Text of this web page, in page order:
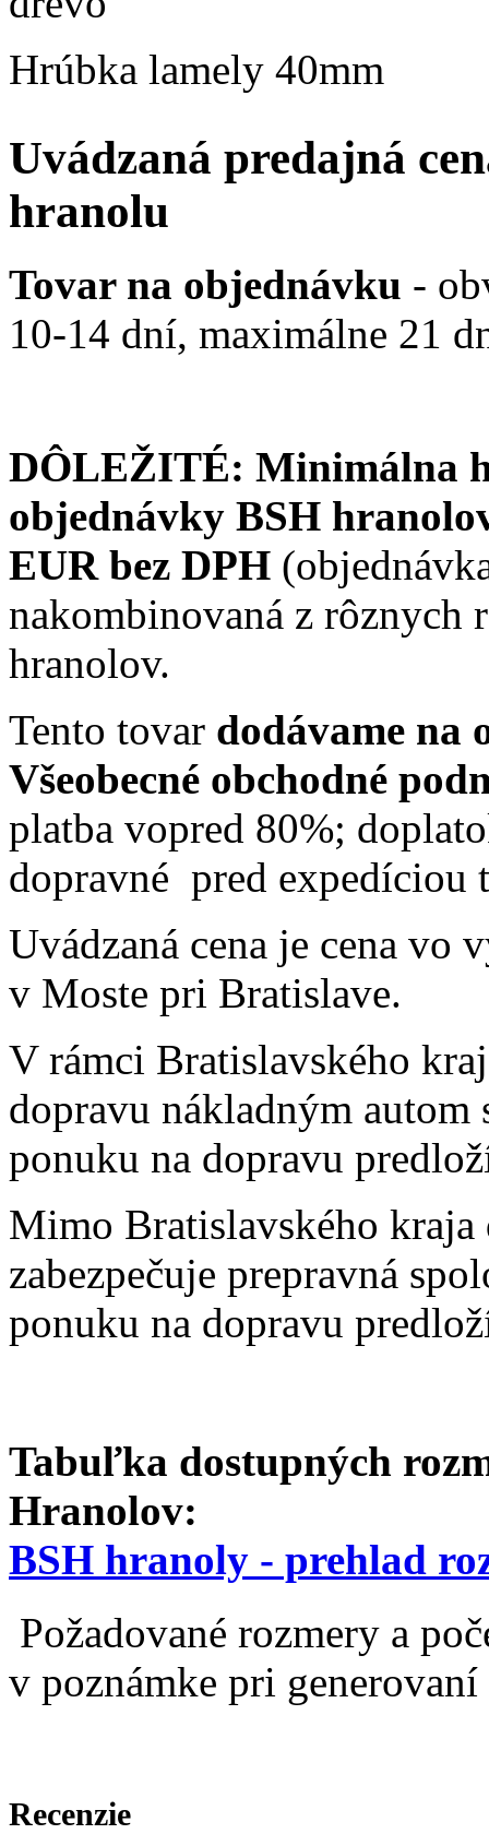
Hrúbka lamely 40mm
Uvádzaná predajná
hranolu
Tovar na objednávku -
10-14 dní, maximálne 21
DÔLEŽITÉ: Minimálna
objednávky BSH
EUR bez DPH
nakombinovaná z rôznych
hranolov.
Tento tovar dodávame na
Všeobecné obchodné
platba vopred 80%;
dopravné pred expedíciou
Uvádzaná cena je cena vo
v Moste pri Bratislave.
V rámci Bratislavského
dopravu nákladným autom
ponuku na dopravu
Mimo Bratislavského kraja
zabezpečuje prepravná
ponuku na dopravu
Tabuľka dostupných
Hranolov:
BSH hranoly - prehlad
Požadované rozmery a
v poznámke pri
Recenzie